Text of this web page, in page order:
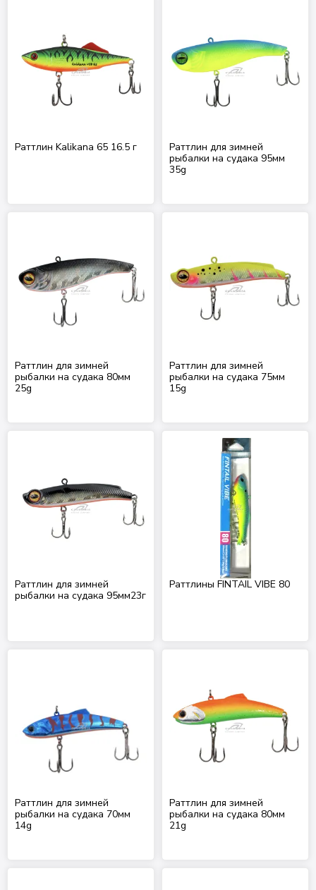
Раттлин Kalikana 65 16.5 г
Раттлин для зимней
рыбалки на судака 95мм
35g
Раттлин для зимней
рыбалки на судака 80мм
25g
Раттлин для зимней
рыбалки на судака 75мм
15g
Раттлин для зимней
рыбалки на судака 95мм23г
Раттлины FINTAIL VIBE 80
Раттлин для зимней
рыбалки на судака 70мм
14g
Раттлин для зимней
рыбалки на судака 80мм
21g